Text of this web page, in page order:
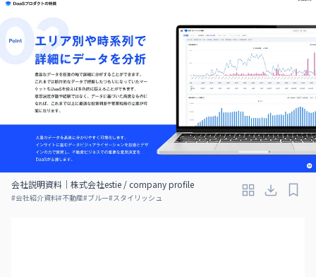
会社説明資料｜株式会社estie / company profile
#会社紹介資料#不動産#ブルー#スタイリッシュ